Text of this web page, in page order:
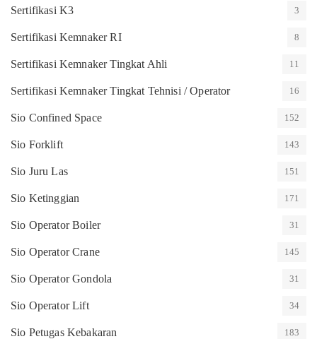
Sertifikasi K3 3
Sertifikasi Kemnaker RI 8
Sertifikasi Kemnaker Tingkat Ahli 11
Sertifikasi Kemnaker Tingkat Tehnisi / Operator 16
Sio Confined Space 152
Sio Forklift 143
Sio Juru Las 151
Sio Ketinggian 171
Sio Operator Boiler 31
Sio Operator Crane 145
Sio Operator Gondola 31
Sio Operator Lift 34
Sio Petugas Kebakaran 183